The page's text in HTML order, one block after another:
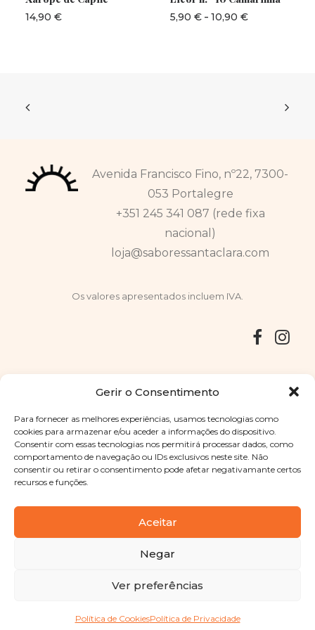
Gerir o Consentimento
Para fornecer as melhores experiências, usamos tecnologias como
cookies para armazenar e/ou aceder a informações do dispositivo.
Consentir com essas tecnologias nos permitirá processar dados, como
comportamento de navegação ou IDs exclusivos neste site. Não
consentir ou retirar o consentimento pode afetar negativamante certos
recursos e funções.
Aceitar
Negar
Ver preferências
Política de CookiesPolítica de Privacidade
14,90 €
várias
5,90 € - 10,90 €
Avenida Francisco Fino, nº22, 7300-
053 Portalegre
+351 245 341 087 (rede fixa
nacional)
loja@saboressantaclara.com
Os valores apresentados incluem IVA.
Copyright © 2025 Sabores Santa Clara
. Todos os direitos
reservadosPolítica de Privacidade |Termos e condições
Designed byShift Your Branding Agency